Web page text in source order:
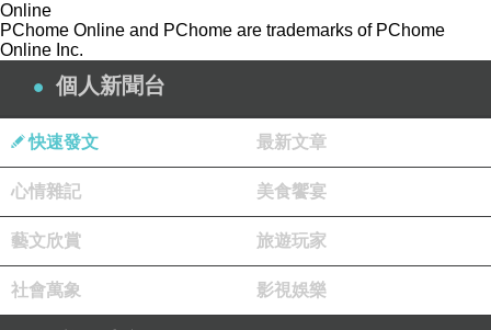
Online
PChome Online and PChome are trademarks of PChome
Online Inc.
個人新聞台
快速發文 最新文章
心情雜記 美食饗宴
藝文欣賞 旅遊玩家
社會萬象 影視娛樂